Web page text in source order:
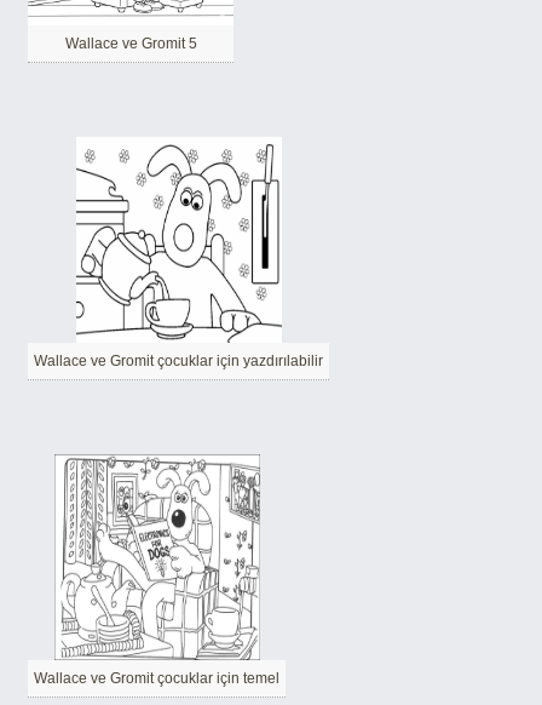
Wallace ve Gromit 5
Wallace ve Gromit çocuklar için yazdırılabilir
Wallace ve Gromit çocuklar için temel